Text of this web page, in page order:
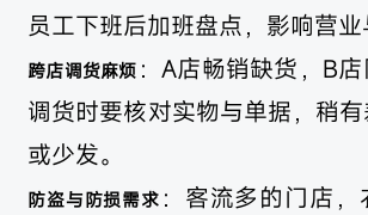
员工下班后加班盘点，影响营业
跨店调货麻烦 ：A店畅销缺货，B店
调货时要核对实物与单据，稍
或少发。
防盗与防损需求 ：客流多的门店